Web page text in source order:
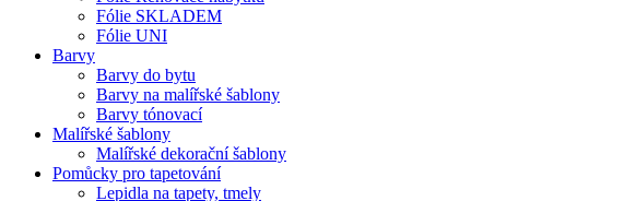
Fólie SKLADEM
Fólie UNI
Barvy
Barvy do bytu
Barvy na malířské šablony
Barvy tónovací
Malířské šablony
Malířské dekorační šablony
Pomůcky pro tapetování
Lepidla na tapety, tmely